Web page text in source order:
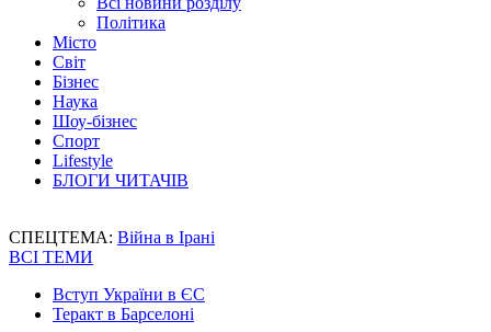
Політика
Місто
Світ
Бізнес
Наука
Шоу-бізнес
Спорт
Lifestyle
БЛОГИ ЧИТАЧІВ
СПЕЦТЕМА: Війна в Ірані
ВСІ ТЕМИ
Вступ України в ЄС
Теракт в Барселоні